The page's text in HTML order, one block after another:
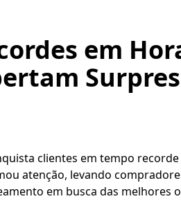
em
clientes em tempo recorde
atenção, levando
em busca das melhores